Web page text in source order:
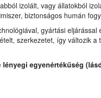
izolált, vagy állatokból
biztonságos humán
gyártási
szerkezetet, így változik
lényegi egyenértékűség